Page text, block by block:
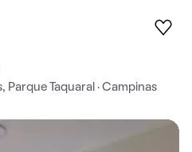
Parque Taquaral · Campinas